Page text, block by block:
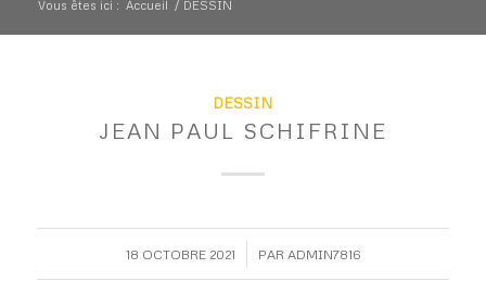
Vous êtes ici : Accueil / DESSIN
DESSIN
JEAN PAUL SCHIFRINE
18 OCTOBRE 2021
/ PAR ADMIN7816